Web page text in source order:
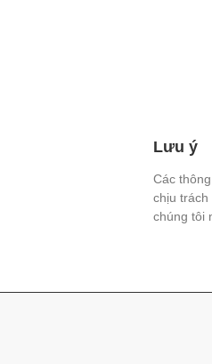
Lưu ý
Các
chịu trách
chúng tôi